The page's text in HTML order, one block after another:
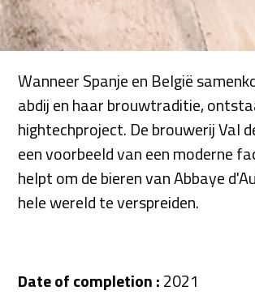
Wanneer Spanje en België
abdij en haar brouwtraditie,
hightechproject. De brouwerij Val
een voorbeeld van een moderne
helpt om de bieren van Abbaye
hele wereld te verspreiden.
Date of completion :2021